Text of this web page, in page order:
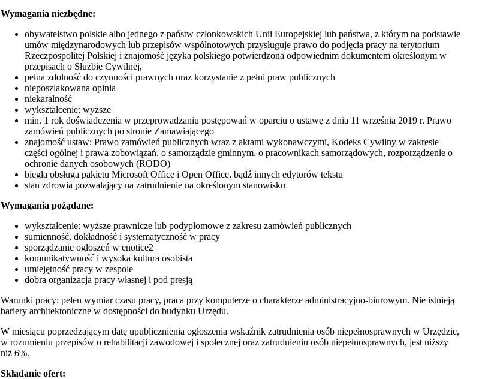
Wymagania niezbędne:
obywatelstwo polskie albo jednego z państw członkowskich Unii Europejskiej lub państwa, z którym na podstawie
umów międzynarodowych lub przepisów wspólnotowych przysługuje prawo do podjęcia pracy na terytorium
Rzeczpospolitej Polskiej i znajomość języka polskiego potwierdzona odpowiednim dokumentem określonym w
przepisach o Służbie Cywilnej,
pełna zdolność do czynności prawnych oraz korzystanie z pełni praw publicznych
nieposzlakowana opinia
niekaralność
wykształcenie: wyższe
min. 1 rok doświadczenia w przeprowadzaniu postępowań w oparciu o ustawę z dnia 11 września 2019 r. Prawo
zamówień publicznych po stronie Zamawiającego
znajomość ustaw: Prawo zamówień publicznych wraz z aktami wykonawczymi, Kodeks Cywilny w zakresie
części ogólnej i prawa zobowiązań, o samorządzie gminnym, o pracownikach samorządowych, rozporządzenie o
ochronie danych osobowych (RODO)
biegła obsługa pakietu Microsoft Office i Open Office, bądź innych edytorów tekstu
stan zdrowia pozwalający na zatrudnienie na określonym stanowisku
Wymagania pożądane:
wykształcenie: wyższe prawnicze lub podyplomowe z zakresu zamówień publicznych
sumienność, dokładność i systematyczność w pracy
sporządzanie ogłoszeń w enotice2
komunikatywność i wysoka kultura osobista
umiejętność pracy w zespole
dobra organizacja pracy własnej i pod presją
Warunki pracy: pełen wymiar czasu pracy, praca przy komputerze o charakterze administracyjno-biurowym. Nie istnieją
bariery architektoniczne w dostępności do budynku Urzędu.
W miesiącu poprzedzającym datę upublicznienia ogłoszenia wskaźnik zatrudnienia osób niepełnosprawnych w Urzędzie,
w rozumieniu przepisów o rehabilitacji zawodowej i społecznej oraz zatrudnieniu osób niepełnosprawnych, jest niższy
niż 6%.
Składanie ofert: